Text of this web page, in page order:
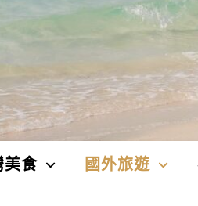
美食 國外旅遊